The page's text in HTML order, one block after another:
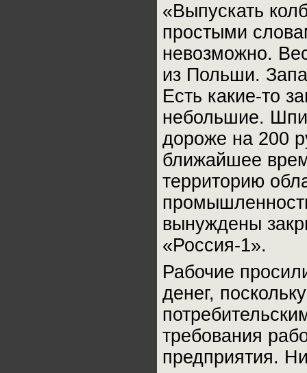
«Выпускать
простыми
невозможно.
из Польши.
Есть какие-то
небольшие.
дороже на 200
ближайшее
территорию
вынуждены
«Россия-1».
Рабочие
денег,
требования
предприятия.